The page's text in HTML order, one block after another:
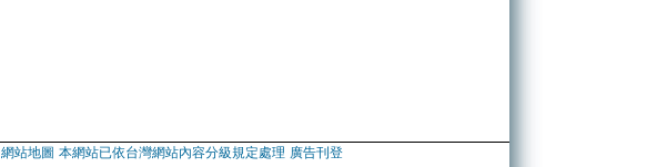
網站地圖 本網站已依台灣網站內容分級規定處理 廣告刊登